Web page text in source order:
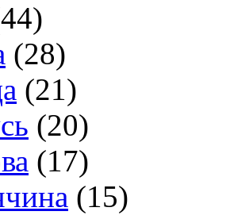
(28)
(21)
(20)
(17)
(15)